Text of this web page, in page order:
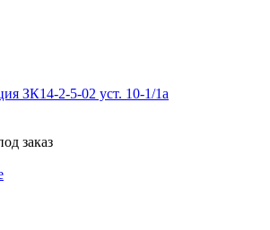
ЗК14-2-5-02 уст. 10-1/1а
заказ